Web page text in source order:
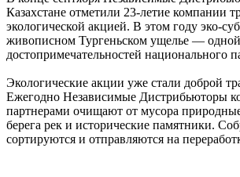
Казахстане отметили 23-летие компании
экологической акцией. В этом году эко-
живописном Тургеньском ущелье —
достопримечательностей национального
Экологические акции уже стали доброй
Ежегодно Независимые Дистрибьюторы
партнерами очищают от мусора
берега рек и исторические памятники.
сортируются и отправляются на